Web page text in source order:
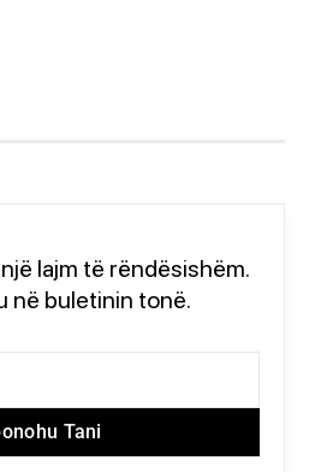
lajm të rëndësishëm.
në buletinin tonë.
Tani